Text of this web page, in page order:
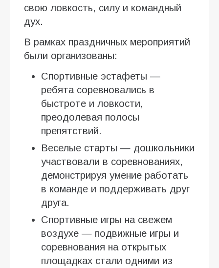
свою ловкость, силу и командный
дух.
В рамках праздничных мероприятий
были организованы:
Спортивные эстафеты —
ребята соревновались в
быстроте и ловкости,
преодолевая полосы
препятствий.
Веселые старты — дошкольники
участвовали в соревнованиях,
демонстрируя умение работать
в команде и поддерживать друг
друга.
Спортивные игры на свежем
воздухе — подвижные игры и
соревнования на открытых
площадках стали одними из